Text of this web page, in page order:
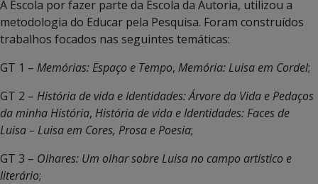
A Escola por fazer parte da Escola da Autoria, utilizou a
metodologia do Educar pela Pesquisa. Foram construídos
trabalhos focados nas seguintes temáticas:
GT 1 – Memórias: Espaço e Tempo, Memória: Luisa em Cordel;
GT 2 – História de vida e Identidades: Árvore da Vida e Pedaços
da minha História, História de vida e Identidades: Faces de
Luisa – Luisa em Cores, Prosa e Poesia;
GT 3 – Olhares: Um olhar sobre Luisa no campo artístico e
literário;